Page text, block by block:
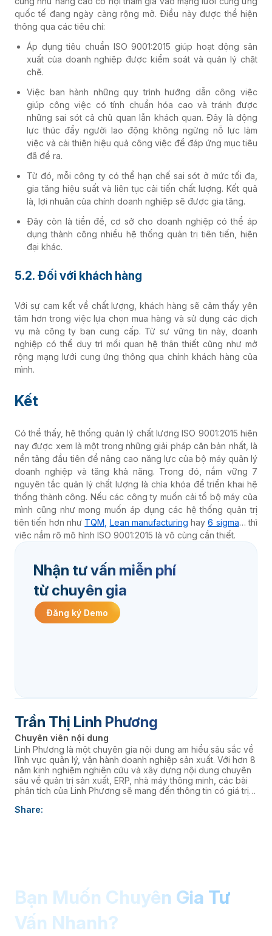
quốc tế đang ngày càng rộng mở. Điều này được thể hiện
thông qua các tiêu chí:
Áp dụng tiêu chuẩn ISO 9001:2015 giúp hoạt động sản
xuất của doanh nghiệp được kiểm soát và quản lý chặt
chẽ.
Việc ban hành những quy trình hướng dẫn công việc
giúp công việc có tính chuẩn hóa cao và tránh được
những sai sót cả chủ quan lẫn khách quan. Đây là động
lực thúc đẩy người lao động không ngừng nỗ lực làm
việc và cải thiện hiệu quả công việc để đáp ứng mục tiêu
đã đề ra.
Từ đó, mỗi công ty có thể hạn chế sai sót ở mức tối đa,
gia tăng hiệu suất và liên tục cải tiến chất lượng. Kết quả
là, lợi nhuận của chính doanh nghiệp sẽ được gia tăng.
Đây còn là tiền đề, cơ sở cho doanh nghiệp có thể áp
dụng thành công nhiều hệ thống quản trị tiên tiến, hiện
đại khác.
5.2. Đối với khách hàng
Với sự cam kết về chất lượng, khách hàng sẽ cảm thấy yên
tâm hơn trong việc lựa chọn mua hàng và sử dụng các dịch
vụ mà công ty bạn cung cấp. Từ sự vững tin này, doanh
nghiệp có thể duy trì mối quan hệ thân thiết cũng như mở
rộng mạng lưới cung ứng thông qua chính khách hàng của
mình.
Kết
Có thể thấy, hệ thống quản lý chất lượng ISO 9001:2015 hiện
nay được xem là một trong những giải pháp căn bản nhất, là
nền tảng đầu tiên để nâng cao năng lực của bộ máy quản lý
doanh nghiệp và tăng khả năng. Trong đó, nắm vững 7
nguyên tắc quản lý chất lượng là chìa khóa để triển khai hệ
thống thành công. Nếu các công ty muốn cải tổ bộ máy của
mình cũng như mong muốn áp dụng các hệ thống quản trị
tiên tiến hơn như TQM, Lean manufacturing hay6 sigma… thì
việc nắm rõ mô hình ISO 9001:2015 là vô cùng cần thiết.
Nhận tư vấn miễn phí
từ chuyên gia
Đăng ký Demo
Trần Thị Linh Phương
Chuyên viên nội dung
Linh Phương là một chuyên gia nội dung am hiểu sâu sắc về
lĩnh vực quản lý, vận hành doanh nghiệp sản xuất. Với hơn 8
năm kinh nghiệm nghiên cứu và xây dựng nội dung chuyên
sâu về quản trị sản xuất, ERP, nhà máy thông minh, các bài
phân tích của Linh Phương sẽ mang đến thông tin có giá trị
thúc đẩy chuyển đổi số. âaaa
Share:
Bạn Muốn Chuyên Gia Tư
Vấn Nhanh?